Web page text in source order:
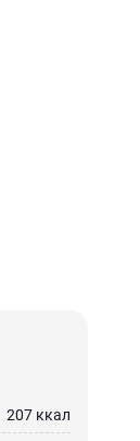
207 ккал